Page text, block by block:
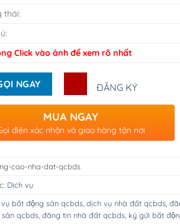
thái:
Click vào ảnh để xem rõ nhất
NGAY ĐĂNG KÝ
MUA NGAY
điện xác nhận và giao hàng tận nơi
cao-nha-dat-qcbds
Dịch vụ
bất động sản qcbds, dịch vụ nhà đất qcbds,
qcbds, đăng tin nhà đất qcbds, ký gửi bất